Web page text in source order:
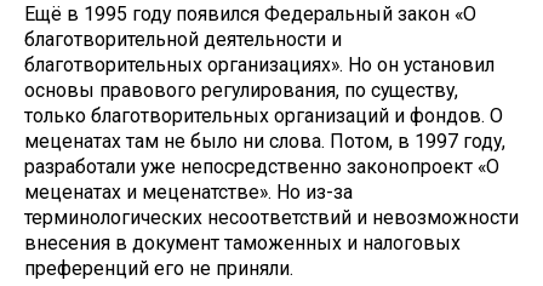
Ещё в 1995 году появился Федеральный закон «О
благотворительной деятельности и
благотворительных организациях». Но он установил
основы правового регулирования, по существу,
только благотворительных организаций и фондов. О
меценатах там не было ни слова. Потом, в 1997 году,
разработали уже непосредственно законопроект «О
меценатах и меценатстве». Но из-за
терминологических несоответствий и невозможности
внесения в документ таможенных и налоговых
преференций его не приняли.